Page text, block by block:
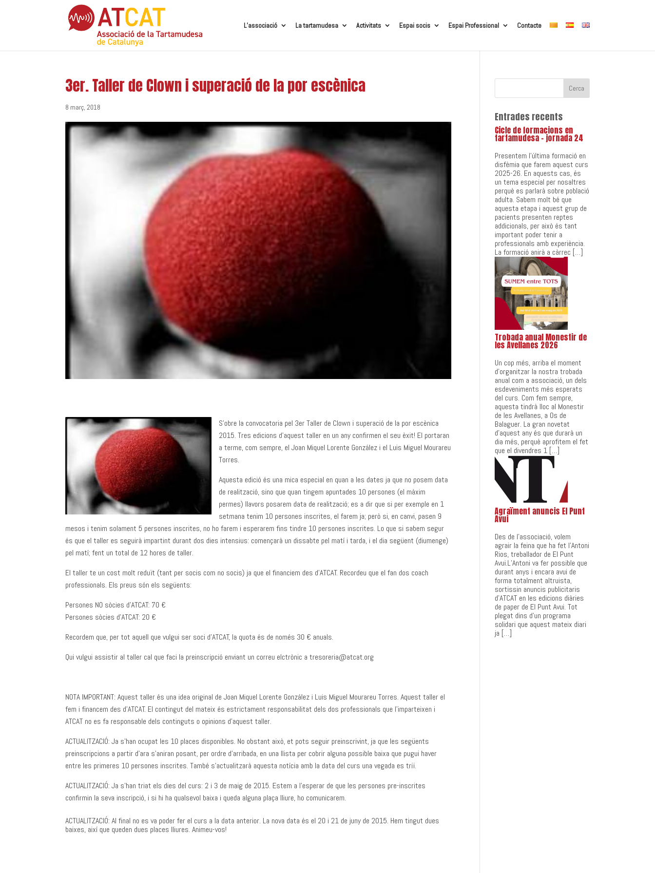
L’associació La tartamudesa Activitats Espai socis Espai Professional Contacte
3er. Taller de Clown i superació de la por escènica
8 març, 2018
S’obre la convocatoria pel 3er Taller de Clown i superació de la por escènica
2015. Tres edicions d’aquest taller en un any confirmen el seu èxit! El portaran
a terme, com sempre, el Joan Miquel Lorente González i el Luis Miguel Mourareu
Torres.
Aquesta edició és una mica especial en quan a les dates ja que no posem data
de realització, sino que quan tingem apuntades 10 persones (el màxim
permes) llavors posarem data de realització; es a dir que si per exemple en 1
setmana tenim 10 persones inscrites, el farem ja; però si, en canvi, pasen 9
mesos i tenim solament 5 persones inscrites, no ho farem i esperarem fins tindre 10 persones inscrites. Lo que si sabem segur
és que el taller es seguirà impartint durant dos dies intensius: començarà un dissabte pel matí i tarda, i el dia següent (diumenge)
pel matí; fent un total de 12 hores de taller.
El taller te un cost molt reduït (tant per socis com no socis) ja que el financiem des d’ATCAT. Recordeu que el fan dos coach
professionals. Els preus són els següents:
Persones NO sòcies d’ATCAT: 70 €
Persones sòcies d’ATCAT: 20 €
Recordem que, per tot aquell que vulgui ser soci d’ATCAT, la quota és de només 30 € anuals.
Qui vulgui assistir al taller cal que faci la preinscripció enviant un correu elctrònic a tresoreria@atcat.org
NOTA IMPORTANT: Aquest taller és una idea original de Joan Miquel Lorente González i Luis Miguel Mourareu Torres. Aquest taller el
fem i financem des d’ATCAT. El contingut del mateix és estrictament responsabilitat dels dos professionals que l’imparteixen i
ATCAT no es fa responsable dels continguts o opinions d’aquest taller.
ACTUALITZACIÓ: Ja s’han ocupat les 10 places disponibles. No obstant això, et pots seguir preinscrivint, ja que les següents
preinscripcions a partir d’ara s’aniran posant, per ordre d’arribada, en una llista per cobrir alguna possible baixa que pugui haver
entre les primeres 10 persones inscrites. També s’actualitzarà aquesta notícia amb la data del curs una vegada es triï.
ACTUALITZACIÓ: Ja s’han triat els dies del curs: 2 i 3 de maig de 2015. Estem a l’esperar de que les persones pre-inscrites
confirmin la seva inscripció, i si hi ha qualsevol baixa i queda alguna plaça lliure, ho comunicarem.
ACTUALITZACIÓ: Al final no es va poder fer el curs a la data anterior. La nova data és el 20 i 21 de juny de 2015. Hem tingut dues
baixes, així que queden dues places lliures. Animeu-vos!
Entrades recents
Cicle de formacions en
tartamudesa – jornada 24
Presentem l’última formació en
disfèmia que farem aquest curs
2025-26. En aquests cas, és
un tema especial per nosaltres
perquè es parlarà sobre població
adulta. Sabem molt bé que
aquesta etapa i aquest grup de
pacients presenten reptes
addicionals, per això és tant
important poder tenir a
professionals amb experiència.
La formació anirà a càrrec […]
Trobada anual Monestir de
les Avellanes 2026
Un cop més, arriba el moment
d’organitzar la nostra trobada
anual com a associació, un dels
esdeveniments més esperats
del curs. Com fem sempre,
aquesta tindrà lloc al Monestir
de les Avellanes, a Os de
Balaguer. La gran novetat
d’aquest any és que durarà un
dia més, perquè aprofitem el fet
que el divendres 1 […]
Agraïment anuncis El Punt
Avui
Des de l’associació, volem
agrair la feina que ha fet l’Antoni
Rios, treballador de El Punt
Avui.L’Antoni va fer possible que
durant anys i encara avui de
forma totalment altruista,
sortissin anuncis publicitaris
d’ATCAT en les edicions diàries
de paper de El Punt Avui. Tot
plegat dins d’un programa
solidari que aquest mateix diari
ja […]